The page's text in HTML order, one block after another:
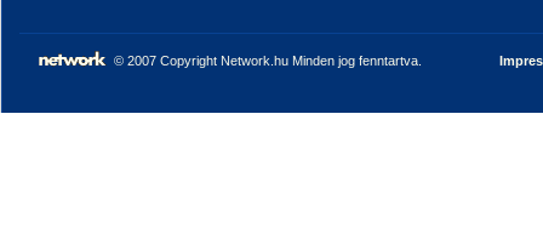
© 2007 Copyright Network.hu Minden jog fenntartva.